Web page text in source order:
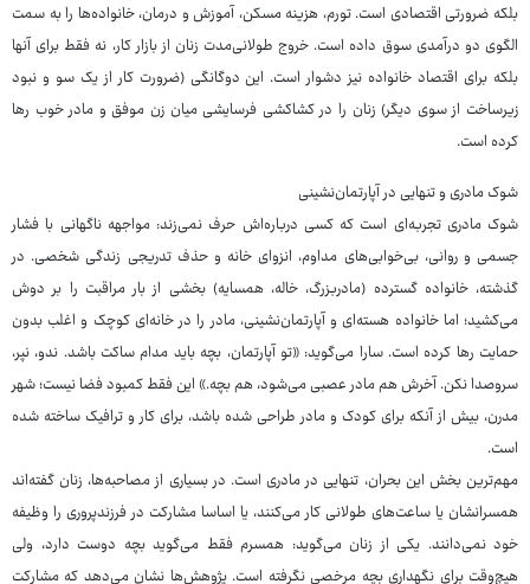
بلکه ضرورتی اقتصادی است. تورم، هزینه مسکن، آموزش و درمان، خانواده‌ها را به سمت
الگوی دو درآمدی سوق داده است. خروج طولانی‌مدت زنان از بازار کار، نه فقط برای آنها
بلکه برای اقتصاد خانواده نیز دشوار است. این دوگانگی (ضرورت کار از یک سو و نبود
زیرساخت از سوی دیگر) زنان را در کشاکشی فرسایشی میان زن موفق و مادر خوب رها
کرده است.
شوک مادری و تنهایی در آپارتمان‌نشینی
شوک مادری تجربه‌ای است که کسی درباره‌اش حرف نمی‌زند: مواجهه ناگهانی با فشار
جسمی و روانی، بی‌خوابی‌های مداوم، انزوای خانه و حذف تدریجی زندگی شخصی. در
گذشته، خانواده گسترده (مادربزرگ، خاله، همسایه) بخشی از بار مراقبت را بر دوش
می‌کشید؛ اما خانواده هسته‌ای و آپارتمان‌نشینی، مادر را در خانه‌ای کوچک و اغلب بدون
حمایت رها کرده است. سارا می‌گوید: «تو آپارتمان، بچه باید مدام ساکت باشد. ندو، نپر،
سروصدا نکن. آخرش هم مادر عصبی می‌شود، هم بچه.» این فقط کمبود فضا نیست؛ شهر
مدرن، بیش از آنکه برای کودک و مادر طراحی شده باشد، برای کار و ترافیک ساخته شده
است.
مهم‌ترین بخش این بحران، تنهایی در مادری است. در بسیاری از مصاحبه‌ها، زنان گفته‌اند
همسرانشان یا ساعت‌های طولانی کار می‌کنند، یا اساسا مشارکت در فرزندپروری را وظیفه
خود نمی‌دانند. یکی از زنان می‌گوید: همسرم فقط می‌گوید بچه دوست دارد، ولی
هیچ‌وقت برای نگهداری بچه مرخصی نگرفته است. پژوهش‌ها نشان می‌دهد که مشارکت